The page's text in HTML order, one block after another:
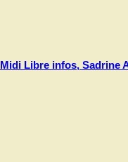
Midi Libre infos, Sadrine